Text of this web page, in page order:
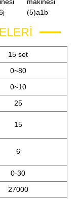
15 set
0~80
0~10
25
15
6
0-30
27000